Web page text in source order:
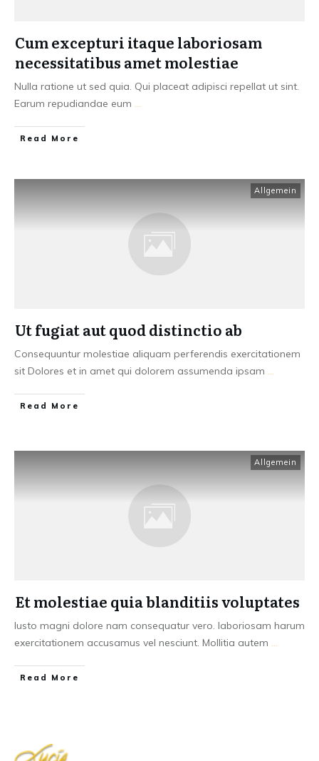
Cum excepturi itaque laboriosam
necessitatibus amet molestiae
Nulla ratione ut sed quia. Qui placeat adipisci repellat ut sint.
Earum repudiandae eum ...
Read More
Allgemein
Ut fugiat aut quod distinctio ab
Consequuntur molestiae aliquam perferendis exercitationem
sit Dolores et in amet qui dolorem assumenda ipsam ...
Read More
Allgemein
Et molestiae quia blanditiis voluptates
Iusto magni dolore nam consequatur vero. laboriosam harum
exercitationem accusamus vel nesciunt. Mollitia autem ...
Read More